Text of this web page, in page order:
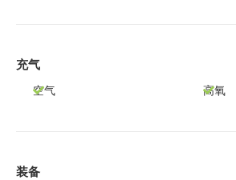
充气
空气 高氧
装备